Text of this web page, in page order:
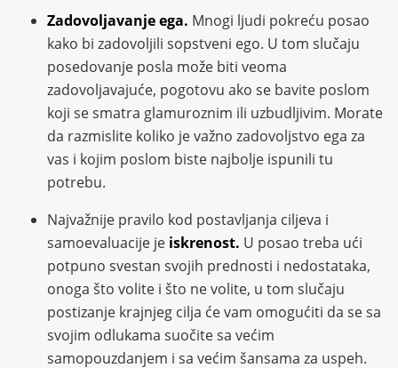
Zadovoljavanje ega. Mnogi ljudi pokreću posao
kako bi zadovoljili sopstveni ego. U tom slučaju
posedovanje posla može biti veoma
zadovoljavajuće, pogotovu ako se bavite poslom
koji se smatra glamuroznim ili uzbudljivim. Morate
da razmislite koliko je važno zadovoljstvo ega za
vas i kojim poslom biste najbolje ispunili tu
potrebu.
Najvažnije pravilo kod postavljanja ciljeva i
samoevaluacije je iskrenost. U posao treba ući
potpuno svestan svojih prednosti i nedostataka,
onoga što volite i što ne volite, u tom slučaju
postizanje krajnjeg cilja će vam omogućiti da se sa
svojim odlukama suočite sa većim
samopouzdanjem i sa većim šansama za uspeh.